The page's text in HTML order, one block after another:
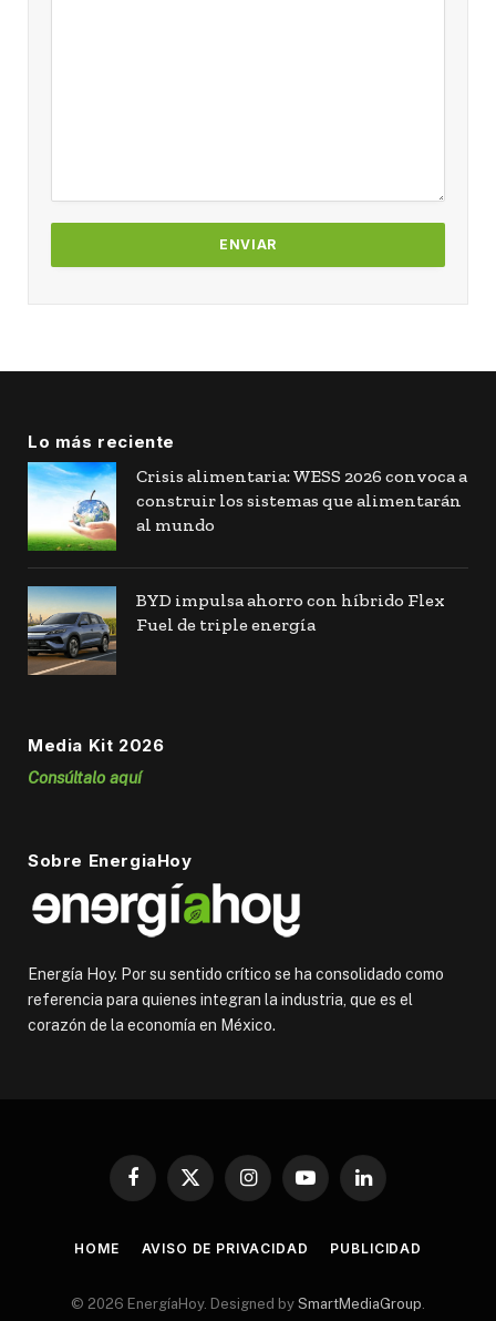
Lo más reciente
Crisis alimentaria: WESS 2026 convoca a
construir los sistemas que alimentarán
al mundo
BYD impulsa ahorro con híbrido Flex
Fuel de triple energía
Media Kit 2026
Consúltalo aquí
Sobre EnergiaHoy
Energía Hoy. Por su sentido crítico se ha consolidado como
referencia para quienes integran la industria, que es el
corazón de la economía en México.
Facebook
X
InstagramYouTubeLinkedIn
HOME AVISO DE PRIVACIDAD PUBLICIDAD
© 2026 EnergíaHoy. Designed by SmartMediaGroup.